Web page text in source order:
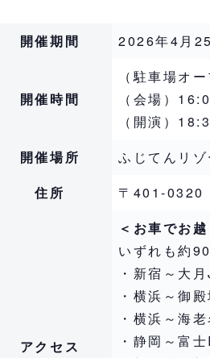
開催期間 2026年4月
開催時間
（駐車場オ
（会場）
（開演）
開催場所
ふじてんリ
住所
〒401-0320
アクセス
＜お車でお
いずれも約
・新宿～大
・横浜～御
・横浜～海
・静岡～富